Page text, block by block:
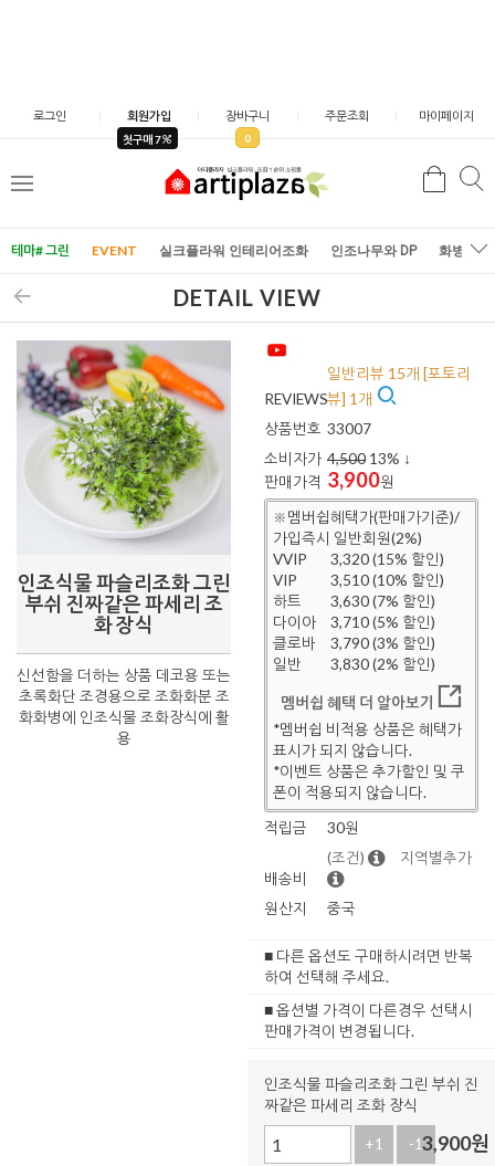
로그인 회원가입
첫구매 7
장바구니
0
주문조회 마이페이지
메
검
테마# 그린 EVENT 실크플라워 인테리어조화 인조나무와 DP 화병/화
DETAIL VIEW
인조식물 파슬리조화 그린
부쉬 진짜같은 파세리 조
화 장식
신선함을 더하는 상품 데코용 또는
초록화단 조경용으로 조화화분 조
화화병에 인조식물 조화장식에 활
용
REVIEWS
일반리뷰 15개 [포토리
뷰] 1개
상품번호 33007
소비자가 4,500 13% ↓
판매가격 3,900원
※멤버쉽혜택가(판매가기준)/
가입즉시 일반회원(2%)
VVIP
3,320 (15% 할인)
VIP
3,510 (10% 할인)
하트
3,630 (7% 할인)
다이아
3,710 (5% 할인)
클로바
3,790 (3% 할인)
일반
3,830 (2% 할인)
멤버쉽 혜택 더 알아보기
*멤버쉽 비적용 상품은 혜택가
표시가 되지 않습니다.
*이벤트 상품은 추가할인 및 쿠
폰이 적용되지 않습니다.
적립금
30원
배송비
(조건) 지역별추가
원산지 중국
■ 다른 옵션도 구매하시려면 반복
하여 선택해 주세요.
■ 옵션별 가격이 다른경우 선택시
판매가격이 변경됩니다.
인조식물 파슬리조화 그린 부쉬 진
짜같은 파세리 조화 장식
+1 -13,900원